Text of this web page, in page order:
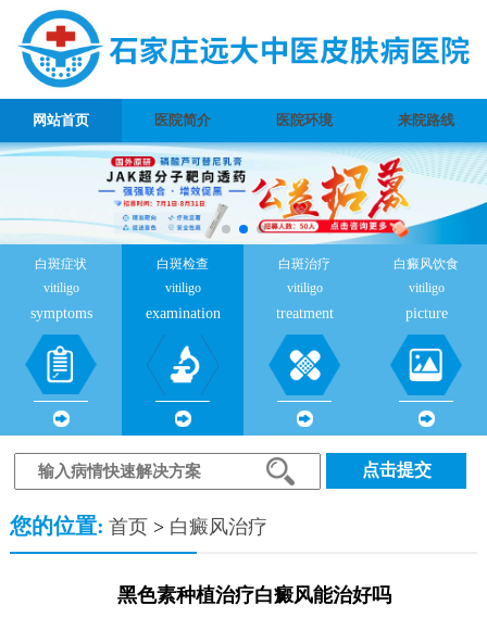
网站首页 医院简介 医院环境 来院路线
白斑症状
vitiligo
symptoms
白斑检查
vitiligo
examination
白斑治疗
vitiligo
treatment
白癜风饮食
vitiligo
picture
点击提交
您的位置: 首页> 白癜风治疗
黑色素种植治疗白癜风能治好吗